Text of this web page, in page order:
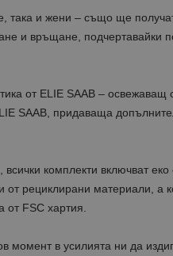
така и жени – също ще
и връщане, подчертавайки
от ELIE SAAB – освежаващ
SAAB, придаваща
комплекти включват
рециклирани материали, а
от FSC хартия.
момент в усилията ни да